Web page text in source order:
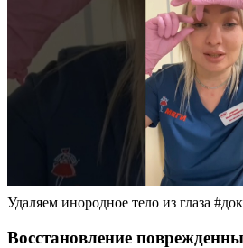
Удаляем инородное тело из глаза
Восстановление